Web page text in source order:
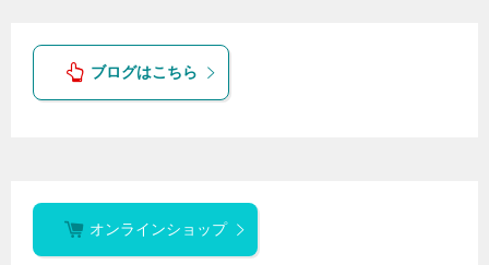
ブログはこちら
オンラインショップ